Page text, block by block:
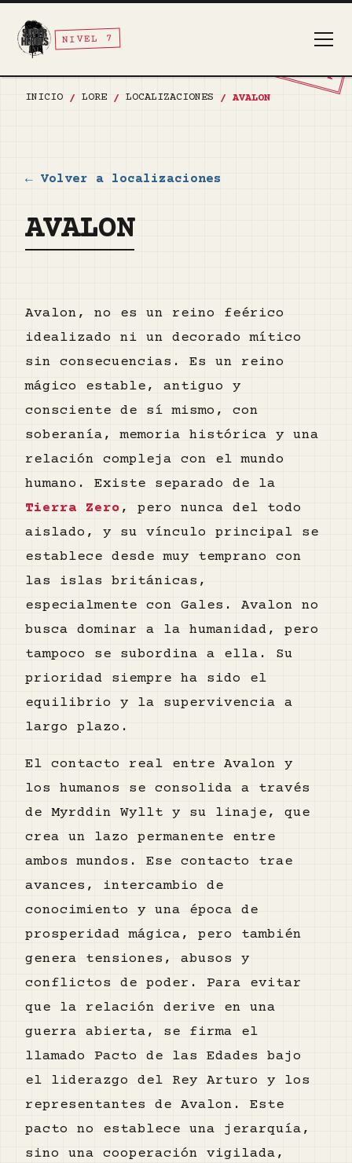
TOP SECRET
NIVEL 7
INICIO / LORE / LOCALIZACIONES / AVALON
← Volver a localizaciones
AVALON
Avalon, no es un reino feérico
idealizado ni un decorado mítico
sin consecuencias. Es un reino
mágico estable, antiguo y
consciente de sí mismo, con
soberanía, memoria histórica y una
relación compleja con el mundo
humano. Existe separado de la
Tierra Zero , pero nunca del todo
aislado, y su vínculo principal se
establece desde muy temprano con
las islas británicas,
especialmente con Gales. Avalon no
busca dominar a la humanidad, pero
tampoco se subordina a ella. Su
prioridad siempre ha sido el
equilibrio y la supervivencia a
largo plazo.
El contacto real entre Avalon y
los humanos se consolida a través
de Myrddin Wyllt y su linaje, que
crea un lazo permanente entre
ambos mundos. Ese contacto trae
avances, intercambio de
conocimiento y una época de
prosperidad mágica, pero también
genera tensiones, abusos y
conflictos de poder. Para evitar
que la relación derive en una
guerra abierta, se firma el
llamado Pacto de las Edades bajo
el liderazgo del Rey Arturo y los
representantes de Avalon. Este
pacto no establece una jerarquía,
sino una cooperación vigilada,